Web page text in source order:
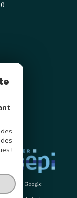
by Google
!